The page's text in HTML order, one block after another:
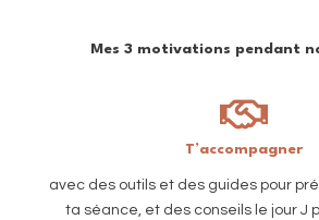
Mes 3 motivations pendant

T’accompagner
avec des outils et des guides pour
ta séance, et des conseils le jour J